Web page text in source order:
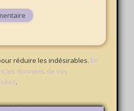
réduire les indésirables. En
les données de vos
.